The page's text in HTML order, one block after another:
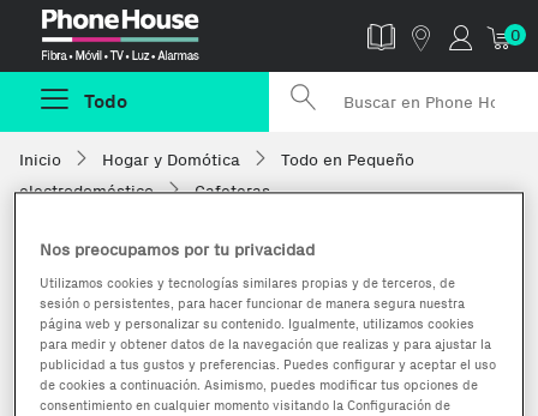
0
Todo
Inicio Hogar y Domótica
Todo en Pequeño
electrodoméstico
Cafeteras
Nos preocupamos por tu privacidad
Utilizamos cookies y tecnologías similares propias y de terceros, de
sesión o persistentes, para hacer funcionar de manera segura nuestra
página web y personalizar su contenido. Igualmente, utilizamos cookies
para medir y obtener datos de la navegación que realizas y para ajustar la
publicidad a tus gustos y preferencias. Puedes configurar y aceptar el uso
de cookies a continuación. Asimismo, puedes modificar tus opciones de
consentimiento en cualquier momento visitando la Configuración de